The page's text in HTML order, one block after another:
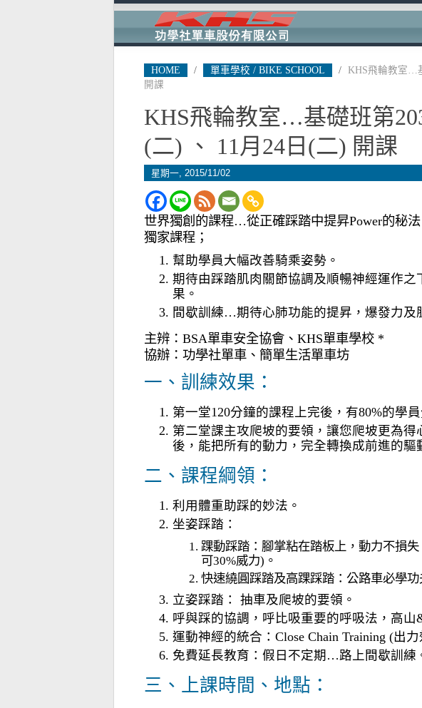
HOME / 單車學校 / BIKE SCHOOL / KHS飛輪教室…
開課
KHS飛輪教室…基礎班第
(二) 、 11月24日(二) 開課
星期一, 2015/11/02
世界獨創的課程…從正確踩踏中提昇Power的秘
獨家課程；
幫助學員大幅改善騎乘姿勢。
期待由踩踏肌肉關節協調及順暢神經運作之
果。
間歇訓練…期待心肺功能的提昇，爆發力及
主辨：BSA單車安全協會、KHS單車學校 *
協辦：功學社單車、簡單生活單車坊
一、訓練效果：
第一堂120分鐘的課程上完後，有80%的學
第二堂課主攻爬坡的要領，讓您爬坡更為
後，能把所有的動力，完全轉換成前進的驅
二、課程綱領：
利用體重助踩的妙法。
坐姿踩踏：
踝動踩踏：腳掌粘在踏板上，動力不損
可30%威力)。
快速繞圓踩踏及高踝踩踏：公路車必學
立姿踩踏： 抽車及爬坡的要領。
呼與踩的協調，呼比吸重要的呼吸法，高山
運動神經的統合：Close Chain Training (出力
免費延長教育：假日不定期…路上間歇訓練
三、上課時間、地點：